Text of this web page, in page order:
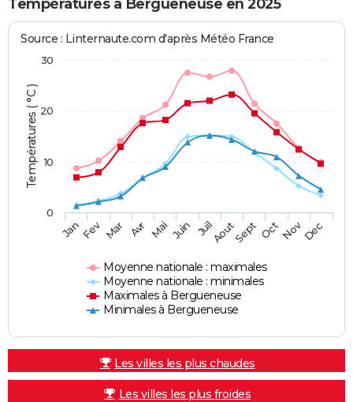
Températures à Bergueneuse en 2025
Températures ( °C )
Source : Linternaute.com d'après Météo France
Moyenne nationale : maximales
Moyenne nationale : minimales
Maximales à Bergueneuse
Minimales à Bergueneuse
JanFev Mar Avr Mai Juin JuilAoutSept OctNovDec
0
10
20
30
Les villes les plus chaudes
Les villes les plus froides